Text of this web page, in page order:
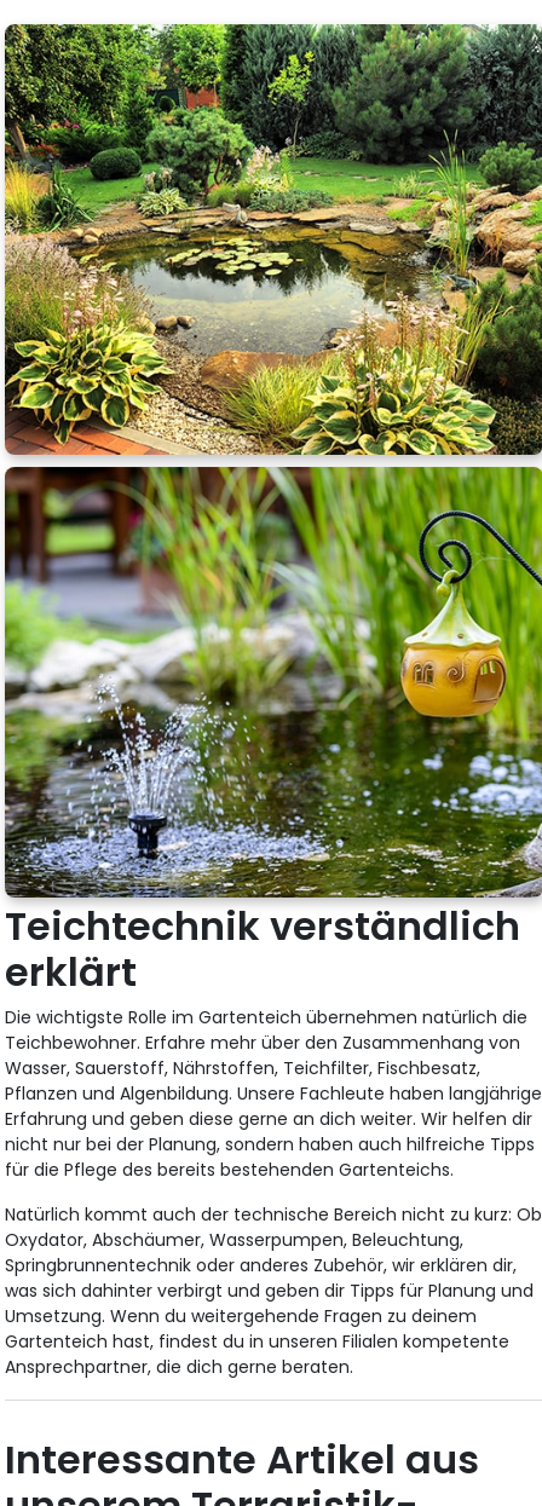
Teichtechnik verständlich
erklärt
Die wichtigste Rolle im Gartenteich übernehmen natürlich die
Teichbewohner. Erfahre mehr über den Zusammenhang von
Wasser, Sauerstoff, Nährstoffen, Teichfilter, Fischbesatz,
Pflanzen und Algenbildung. Unsere Fachleute haben langjährige
Erfahrung und geben diese gerne an dich weiter. Wir helfen dir
nicht nur bei der Planung, sondern haben auch hilfreiche Tipps
für die Pflege des bereits bestehenden Gartenteichs.
Natürlich kommt auch der technische Bereich nicht zu kurz: Ob
Oxydator, Abschäumer, Wasserpumpen, Beleuchtung,
Springbrunnentechnik oder anderes Zubehör, wir erklären dir,
was sich dahinter verbirgt und geben dir Tipps für Planung und
Umsetzung. Wenn du weitergehende Fragen zu deinem
Gartenteich hast, findest du in unseren Filialen kompetente
Ansprechpartner, die dich gerne beraten.
Interessante Artikel aus